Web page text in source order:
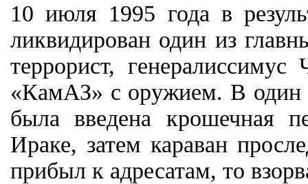
10 июля 1995 года в
ликвидирован один из
террорист,
«КамАЗ» с оружием. В один
была введена крошечная
Ираке, затем караван
прибыл к адресатам, то